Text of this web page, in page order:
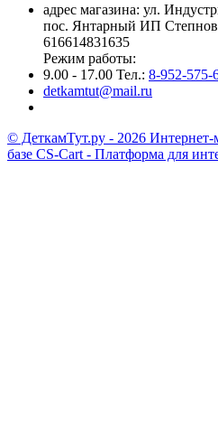
адрес магазина: ул.
пос. Янтарный ИП
616614831635
Режим работы:
9.00 - 17.00 Тел.: 8-952-575-
detkamtut@mail.ru
© ДеткамТут.ру - 2026
базе CS-Cart - Платформа для